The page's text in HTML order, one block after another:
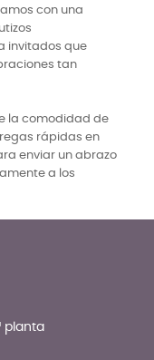
con una
invitados que
tan
la comodidad de
rápidas en
enviar un abrazo
a los
planta